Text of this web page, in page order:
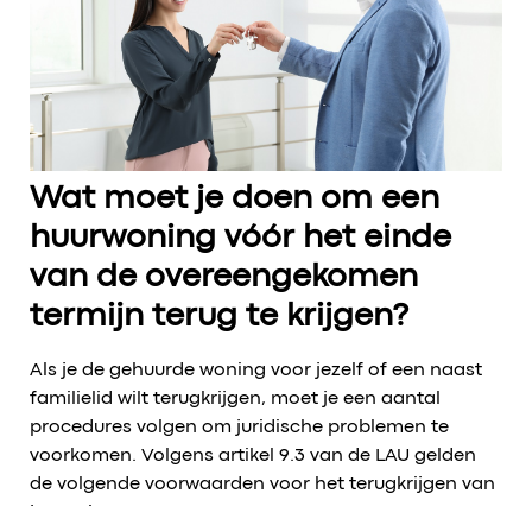
Wat moet je doen om een
huurwoning vóór het einde
van de overeengekomen
termijn terug te krijgen?
Als je de gehuurde woning voor jezelf of een naast
familielid wilt terugkrijgen, moet je een aantal
procedures volgen om juridische problemen te
voorkomen. Volgens artikel 9.3 van de LAU gelden
de volgende voorwaarden voor het terugkrijgen van